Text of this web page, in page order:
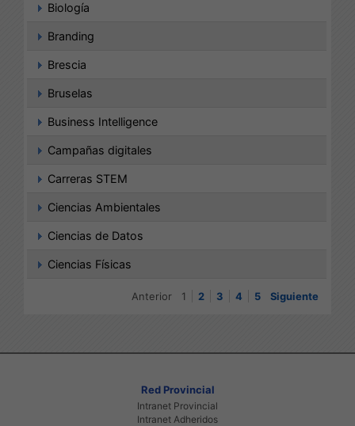
Biología
Branding
Brescia
Bruselas
Business Intelligence
Campañas digitales
Carreras STEM
Ciencias Ambientales
Ciencias de Datos
Ciencias Físicas
Anterior 1 2 3 4 5 Siguiente
Red Provincial
Intranet Provincial
Intranet Adheridos